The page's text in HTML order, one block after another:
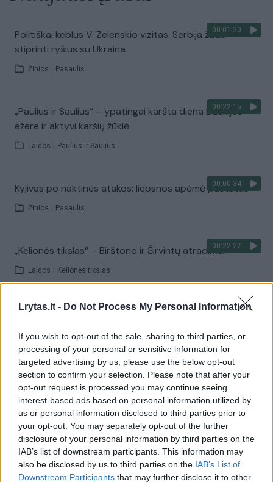
Lrytas.lt - Do Not Process My Personal Information
If you wish to opt-out of the sale, sharing to third parties, or
processing of your personal or sensitive information for
targeted advertising by us, please use the below opt-out
section to confirm your selection. Please note that after your
opt-out request is processed you may continue seeing
interest-based ads based on personal information utilized by
us or personal information disclosed to third parties prior to
your opt-out. You may separately opt-out of the further
disclosure of your personal information by third parties on the
IAB’s list of downstream participants. This information may
also be disclosed by us to third parties on the IAB’s List of
Downstream Participants that may further disclose it to other
00:01:20
Politiškai keblus V. Zelenskio vizitas: Serbija žada
stiprinti ryšius su Ukraina
Žinios Pasaulis
00:22:15
„Paulius ir Saulius“ – ypatingai karšta diena Dzūkijos
ežere ir aktyvi karšių žūklė
Laidos Paulius ir Saulius
00:00:34
Kyjivas po naktinės atakos: liepsnos apėmė pastatus
Žinios Pasaulis
00:22:27
„Kelionės tikslas“ – Birštono ir Širvintų atradimai
Laidos Kelionės tikslas
Visi įrašai
Žiūrimiausi įrašai
00:00:30
Vaizdai iš tragiškos avarijos Vilniaus r.: dviejų moterų ir
vaiko gyvybių išgelbėti nepavyko
Žinios Lietuvos diena